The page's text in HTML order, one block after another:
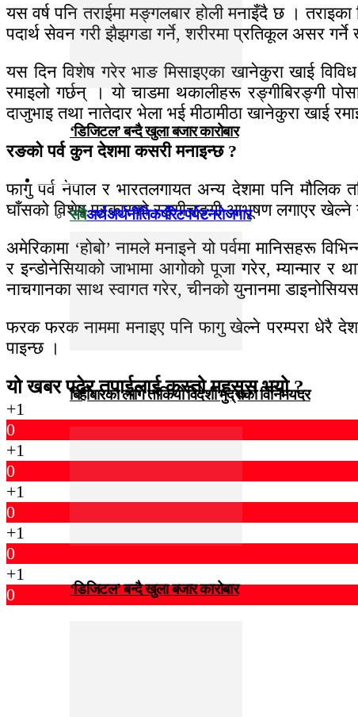
‘डिजिटल’ बन्दै खुला बजार कारोबार
विजनेस
सबैअर्थअर्थनीतिकर्पोरेटपर्यटनरोजगार
बिहीबारका लागि तोकियो विदेशी मुद्राको विनिमयदर
‘डिजिटल’ बन्दै खुला बजार कारोबार
यस वर्ष पनि तराईमा मङ्गलबार होली मनाइँदै छ ।
पदार्थ सेवन गरी झैझगडा गर्ने, शरीरमा प्रतिकूल असर
यस दिन विशेष गरेर भाङ मिसाइएका खानेकुरा खाई
रमाइलो गर्छन् । यो चाडमा थकालीहरू रङ्गीबिरङ्गी
दाजुभाइ तथा नातेदार भेला भई मीठामीठा खानेकुरा खाई
रङको पर्व कुन देशमा कसरी मनाइन्छ ?
फागु पर्व नेपाल र भारतलगायत अन्य देशमा पनि मौलिक
घाँसको विशेष प्रकारको रङ्गीचङ्गी आभूषण लगाएर खेल्ने
अमेरिकामा ‘होबो’ नामले मनाइने यो पर्वमा मानिसहरू
र इन्डोनेसियाको जाभामा आगोको पूजा गरेर, म्यान्मार र
नाचगानका साथ स्वागत गरेर, चीनको युनानमा
फरक फरक नाममा मनाइए पनि फागु खेल्ने परम्परा धेरै
पाइन्छ ।
यो खबर पढेर तपाईलाई कस्तो महसुस भयो ?
+1
0
+1
0
+1
0
+1
0
+1
0